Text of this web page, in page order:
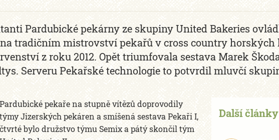
Pardubické pekárny ze skupiny United Bakeries
tradičním mistrovství pekařů v cross country horských
z roku 2012. Opět triumfovala sestava Marek
Serveru Pekařské technologie to potvrdil mluvčí
Další články
Pardubické pekaře na stupně vítězů doprovodily
týmy Jizerských pekáren a smíšená sestava Pekaři I,
čtvrté bylo družstvo týmu Semix a pátý skončil tým